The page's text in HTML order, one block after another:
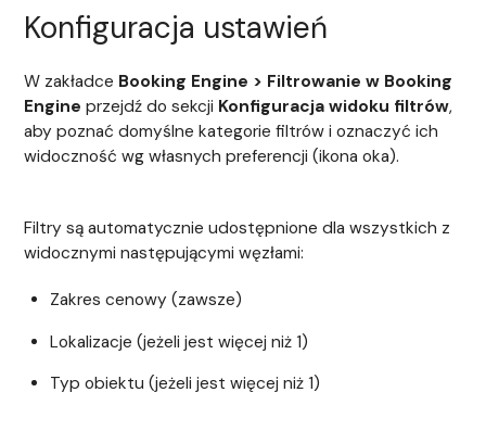
Konfiguracja ustawień
W zakładce Booking Engine > Filtrowanie w Booking
Engine przejdź do sekcji Konfiguracja widoku filtrów,
aby poznać domyślne kategorie filtrów i oznaczyć ich
widoczność wg własnych preferencji (ikona oka).
Filtry są automatycznie udostępnione dla wszystkich z
widocznymi następującymi węzłami:
Zakres cenowy (zawsze)
Lokalizacje (jeżeli jest więcej niż 1)
Typ obiektu (jeżeli jest więcej niż 1)